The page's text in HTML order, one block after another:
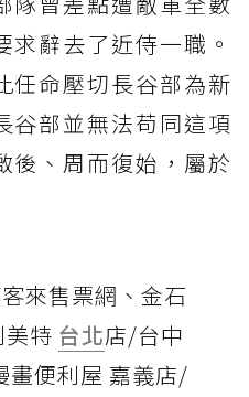
辭去了近侍一職。
任命壓切長谷部為新
谷部並無法苟同這項
後、周而復始，屬於
來售票網、金石
特 台北店/台中
畫便利屋 嘉義店/